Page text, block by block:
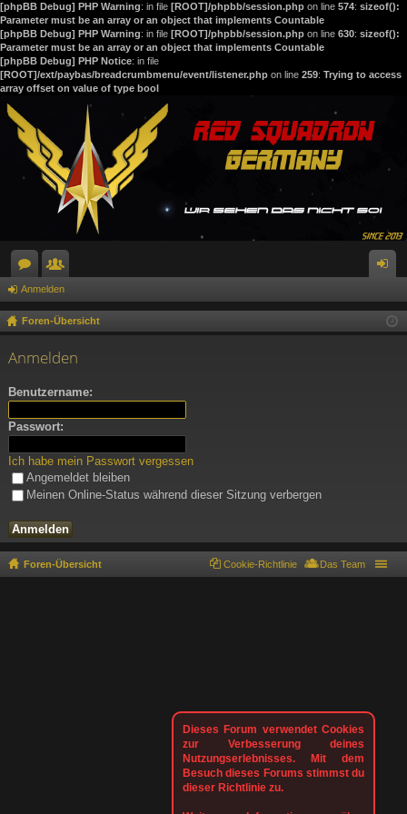
[phpBB Debug] PHP Warning: in file [ROOT]/phpbb/session.php on line 574: sizeof():
Parameter must be an array or an object that implements Countable
[phpBB Debug] PHP Warning: in file [ROOT]/phpbb/session.php on line 630: sizeof():
Parameter must be an array or an object that implements Countable
[phpBB Debug] PHP Notice: in file
[ROOT]/ext/paybas/breadcrumbmenu/event/listener.php on line 259: Trying to access
array offset on value of type bool
or
en
itg
lie m
Anmelden
Foren-Übersicht
Anmelden
Benutzername:
Passwort:
Ich habe mein Passwort vergessen
Angemeldet bleiben
Meinen Online-Status während dieser Sitzung verbergen
Dieses Forum verwendet Cookies
zur Verbesserung deines
Nutzungserlebnisses. Mit dem
Besuch dieses Forums stimmst du
dieser Richtlinie zu.
Foren-Übersicht Das Team
Cookie-Richtlinie